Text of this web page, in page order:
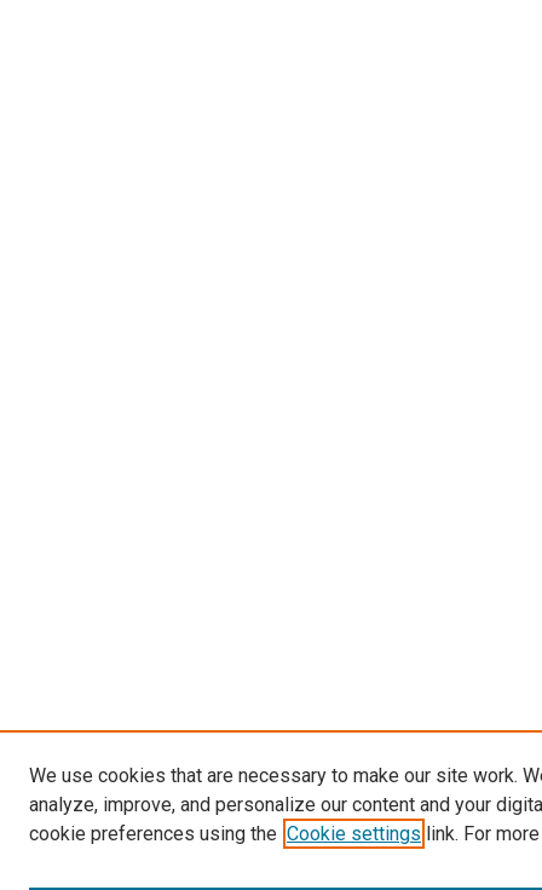
We use cookies that are necessary to make our site work.
analyze, improve, and personalize our content and your
cookie preferences using the Cookie settings link. For